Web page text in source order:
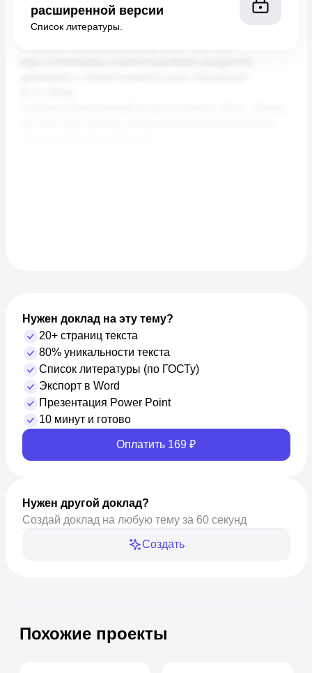
расширенной версии
Список литературы.
Нужен доклад на эту тему?
20+ страниц текста
80% уникальности текста
Список литературы (по ГОСТу)
Экспорт в Word
Презентация Power Point
10 минут и готово
Оплатить 169 ₽
Нужен другой доклад?
Создай доклад на любую тему за 60 секунд
Создать
Похожие проекты